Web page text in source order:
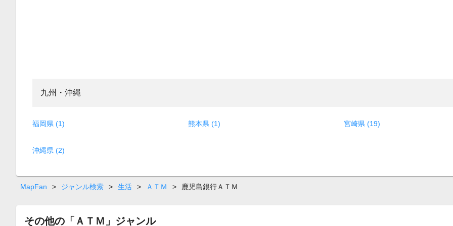
九州・沖縄
福岡県 (1) 熊本県 (1) 宮崎県 (19)
沖縄県 (2)
MapFan > ジャンル検索 > 生活 > ＡＴＭ > 鹿児島銀行ＡＴＭ
その他の「ＡＴＭ」ジャンル